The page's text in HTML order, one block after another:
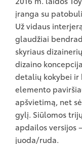
įranga su
Už vidaus
glaudžiai
skyriaus
dizaino
detalių kokybei ir
elemento
apšvietimą, net
gylį. Siūlomos
apdailos versijos
juoda/ruda.